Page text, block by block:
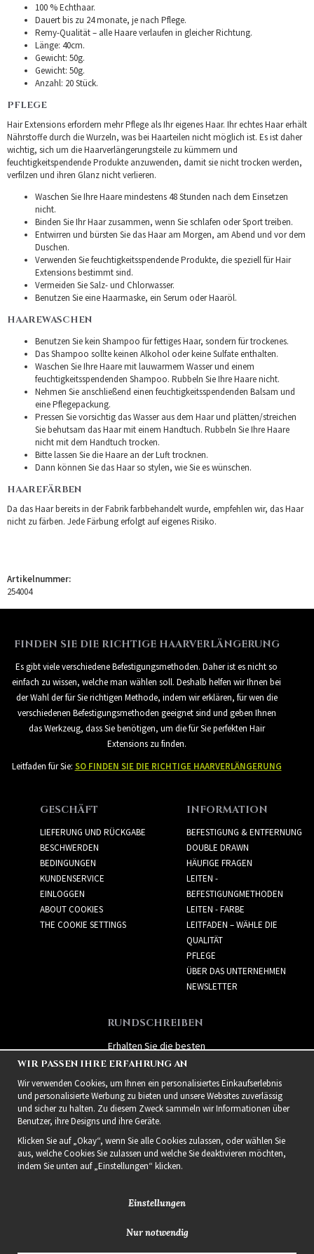
100 % Echthaar.
Dauert bis zu 24 monate, je nach Pflege.
Remy-Qualität – alle Haare verlaufen in gleicher Richtung.
Länge: 40cm.
Gewicht: 50g.
Gewicht: 50g.
Anzahl: 20 Stück.
PFLEGE
Hair Extensions erfordern mehr Pflege als Ihr eigenes Haar. Ihr echtes Haar erhält
Nährstoffe durch die Wurzeln, was bei Haarteilen nicht möglich ist. Es ist daher
wichtig, sich um die Haarverlängerungsteile zu kümmern und
feuchtigkeitspendende Produkte anzuwenden, damit sie nicht trocken werden,
verfilzen und ihren Glanz nicht verlieren.
Waschen Sie Ihre Haare mindestens 48 Stunden nach dem Einsetzen
nicht.
Binden Sie Ihr Haar zusammen, wenn Sie schlafen oder Sport treiben.
Entwirren und bürsten Sie das Haar am Morgen, am Abend und vor dem
Duschen.
Verwenden Sie feuchtigkeitsspendende Produkte, die speziell für Hair
Extensions bestimmt sind.
Vermeiden Sie Salz- und Chlorwasser.
Benutzen Sie eine Haarmaske, ein Serum oder Haaröl.
HAAREWASCHEN
Benutzen Sie kein Shampoo für fettiges Haar, sondern für trockenes.
Das Shampoo sollte keinen Alkohol oder keine Sulfate enthalten.
Waschen Sie Ihre Haare mit lauwarmem Wasser und einem
feuchtigkeitsspendenden Shampoo. Rubbeln Sie Ihre Haare nicht.
Nehmen Sie anschließend einen feuchtigkeitsspendenden Balsam und
eine Pflegepackung.
Pressen Sie vorsichtig das Wasser aus dem Haar und plätten/streichen
Sie behutsam das Haar mit einem Handtuch. Rubbeln Sie Ihre Haare
nicht mit dem Handtuch trocken.
Bitte lassen Sie die Haare an der Luft trocknen.
Dann können Sie das Haar so stylen, wie Sie es wünschen.
HAAREFÄRBEN
Da das Haar bereits in der Fabrik farbbehandelt wurde, empfehlen wir, das Haar
nicht zu färben. Jede Färbung erfolgt auf eigenes Risiko.
Artikelnummer:
254004
FINDEN SIE DIE RICHTIGE HAARVERLÄNGERUNG
Es gibt viele verschiedene Befestigungsmethoden. Daher ist es nicht so
einfach zu wissen, welche man wählen soll. Deshalb helfen wir Ihnen bei
der Wahl der für Sie richtigen Methode, indem wir erklären, für wen die
verschiedenen Befestigungsmethoden geeignet sind und geben Ihnen
das Werkzeug, dass Sie benötigen, um die für Sie perfekten Hair
Extensions zu finden.
Leitfaden für Sie: SO FINDEN SIE DIE RICHTIGE HAARVERLÄNGERUNG
GESCHÄFT
LIEFERUNG UND RÜCKGABE
BESCHWERDEN
BEDINGUNGEN
KUNDENSERVICE
EINLOGGEN
ABOUT COOKIES
THE COOKIE SETTINGS
INFORMATION
BEFESTIGUNG & ENTFERNUNG
DOUBLE DRAWN
HÄUFIGE FRAGEN
LEITEN -
BEFESTIGUNGMETHODEN
LEITEN - FARBE
LEITFADEN – WÄHLE DIE
QUALITÄT
PFLEGE
ÜBER DAS UNTERNEHMEN
NEWSLETTER
RUNDSCHREIBEN
Erhalten Sie die besten
Angebote und spannende
neue Produkte!
2021 Delightful Hair
WIR PASSEN IHRE ERFAHRUNG AN
Wir verwenden Cookies, um Ihnen ein personalisiertes Einkaufserlebnis
und personalisierte Werbung zu bieten und unsere Websites zuverlässig
und sicher zu halten. Zu diesem Zweck sammeln wir Informationen über
Benutzer, ihre Designs und ihre Geräte.
Klicken Sie auf „Okay“, wenn Sie alle Cookies zulassen, oder wählen Sie
aus, welche Cookies Sie zulassen und welche Sie deaktivieren möchten,
indem Sie unten auf „Einstellungen“ klicken.
Einstellungen
Nur notwendig